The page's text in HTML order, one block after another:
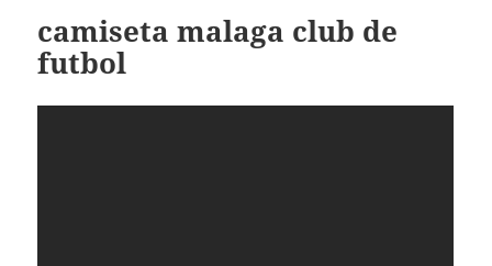
camiseta malaga club de
futbol